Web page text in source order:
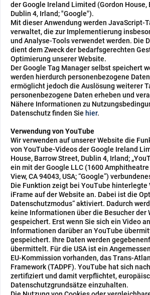
der Google Ireland Limited (Gordon House,
Dublin 4, Irland; "Google").
Mit dieser Anwendung werden JavaScript-
verwaltet, die zur Implementierung
und Analyse-Tools verwendet werden. Die
dient dem Zweck der bedarfsgerechten
Optimierung unserer Website.
Der Google Tag Manager selbst speichert
werden hierdurch personenbezogene
ermöglicht jedoch die Auslösung weiterer
personenbezogene Daten erheben und
Nähere Informationen zu
Datenschutz finden Sie hier.
Verwendung von YouTube
Wir verwenden auf unserer Website die
von YouTube-Videos der Google Ireland
House, Barrow Street, Dublin 4, Irland;
ein mit der Google LLC (1600
View, CA 94043, USA; “Google”)
Die Funktion zeigt bei YouTube hinterlegte
iFrame auf der Website an. Dabei ist die
Datenschutzmodus“ aktiviert. Dadurch
keine Informationen über die Besucher der
gespeichert. Erst wenn Sie sich ein Video
Informationen darüber an YouTube
gespeichert. Ihre Daten werden
übermittelt. Für die USA ist ein
EU-Kommission vorhanden, das Trans-
Framework (TADPF). YouTube hat sich
zertifiziert und damit verpflichtet,
Datenschutzgrundsätze einzuhalten.